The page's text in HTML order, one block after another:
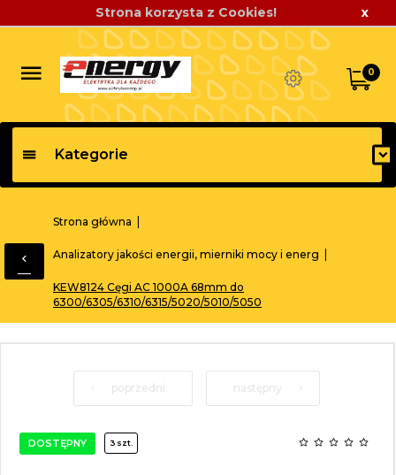
Strona korzysta z Cookies! x
0
Kategorie
Strona główna
Analizatory jakości energii, mierniki mocy i energ
KEW8124 Cęgi AC 1000A 68mm do
6300/6305/6310/6315/5020/5010/5050
poprzedni następny
DOSTĘPNY 3 szt.